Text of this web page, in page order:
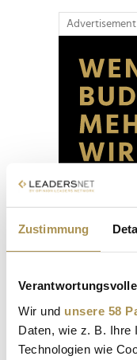
Zustimmung
Wir und unsere 58
Daten, wie z. B. Ihre
Technologien wie
Advertisement